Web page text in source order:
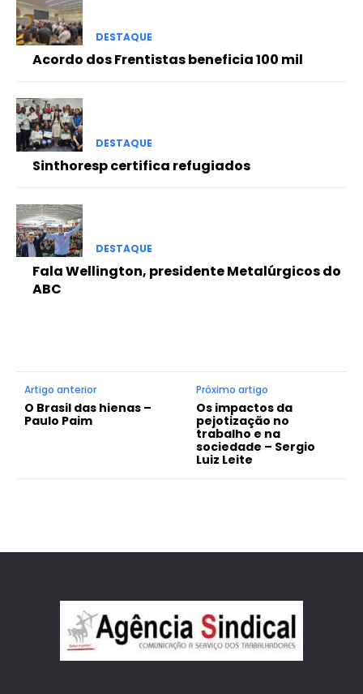
DESTAQUE
Acordo dos Frentistas beneficia 100 mil
DESTAQUE
Sinthoresp certifica refugiados
DESTAQUE
Fala Wellington, presidente Metalúrgicos do
ABC
Artigo anterior
O Brasil das hienas –
Paulo Paim
Próximo artigo
Os impactos da
pejotização no
trabalho e na
sociedade – Sergio
Luiz Leite